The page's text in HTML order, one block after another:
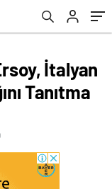
İtalyan
Tanıtma